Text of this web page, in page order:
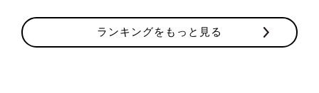
ランキングをもっと見る